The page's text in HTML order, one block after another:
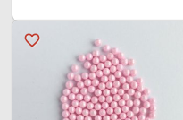
favorite_border